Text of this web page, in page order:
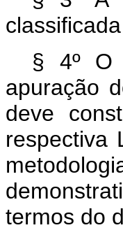
§ 4º O
apuração
deve
respectiva
termos do